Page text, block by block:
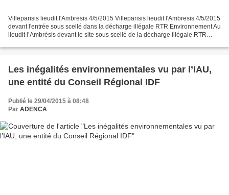
Villeparisis lieudit l'Ambresis 4/5/2015 Villeparisis lieudit l'Ambresis 4/5/2015
devant l'entrée sous scellé dans la décharge illégale RTR Environnement Au
lieudit l’Ambrésis devant le site sous scellé de la décharge illégale RTR
Les inégalités environnementales vu par l’IAU,
une entité du Conseil Régional IDF
Publié le 29/04/2015 à 08:48
Par ADENCA